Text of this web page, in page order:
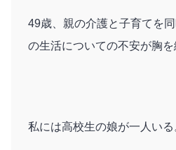
49歳、親の介護と子育てを
の生活についての不安が胸を
私には高校生の娘が一人いる